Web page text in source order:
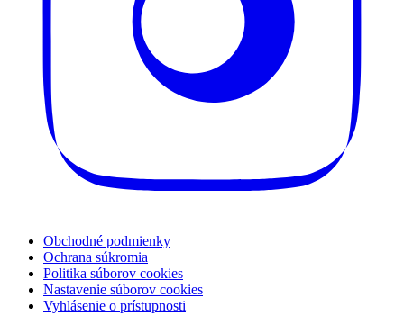
Obchodné podmienky
Ochrana súkromia
Politika súborov cookies
Nastavenie súborov cookies
Vyhlásenie o prístupnosti